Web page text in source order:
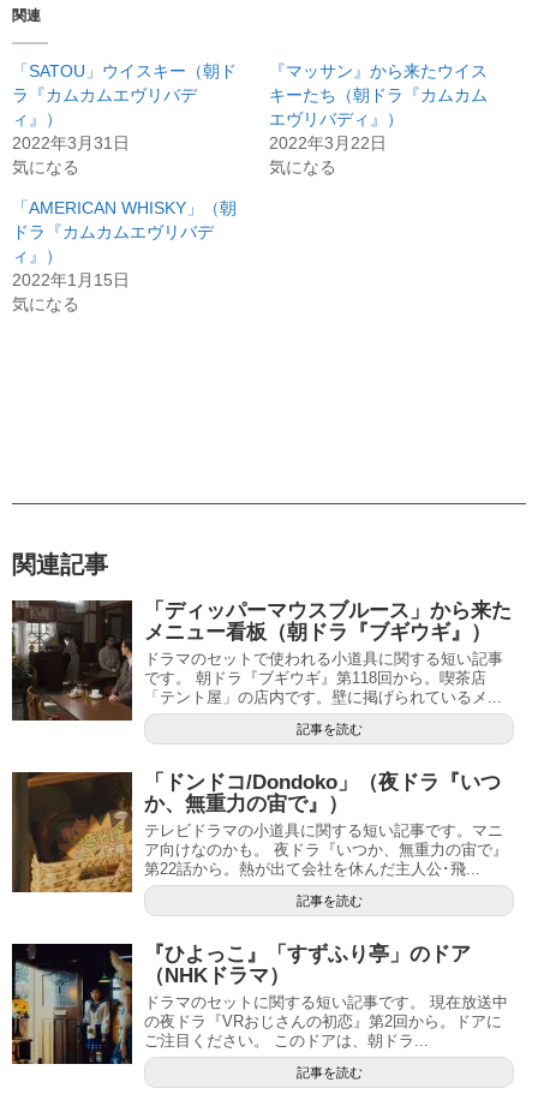
関連
「SATOU」ウイスキー（朝ド
ラ『カムカムエヴリバデ
ィ』）
2022年3月31日
気になる
『マッサン』から来たウイス
キーたち（朝ドラ『カムカム
エヴリバディ』）
2022年3月22日
気になる
「AMERICAN WHISKY」（朝
ドラ『カムカムエヴリバデ
ィ』）
2022年1月15日
気になる
関連記事
「ディッパーマウスブルース」から来た
メニュー看板（朝ドラ『ブギウギ』）
ドラマのセットで使われる小道具に関する短い記事
です。 朝ドラ『ブギウギ』第118回から。喫茶店
「テント屋」の店内です。壁に掲げられているメ...
記事を読む
「ドンドコ/Dondoko」（夜ドラ『いつ
か、無重力の宙で』）
テレビドラマの小道具に関する短い記事です。マニ
ア向けなのかも。 夜ドラ『いつか、無重力の宙で』
第22話から。熱が出て会社を休んだ主人公･飛...
記事を読む
『ひよっこ』「すずふり亭」のドア
（NHKドラマ）
ドラマのセットに関する短い記事です。 現在放送中
の夜ドラ『VRおじさんの初恋』第2回から。ドアに
ご注目ください。 このドアは、朝ドラ...
記事を読む